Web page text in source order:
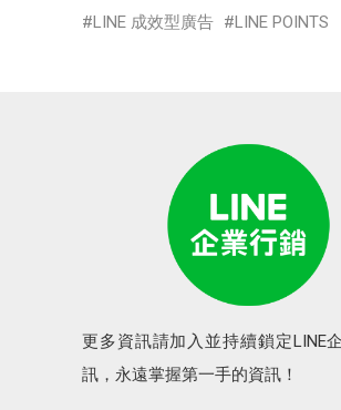
LINE 成效型廣告
LINE POINTS
更多資訊請加入並持續鎖定LINE
訊，永遠掌握第一手的資訊！